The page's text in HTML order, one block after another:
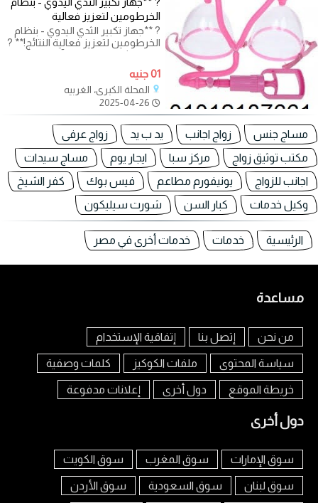
الخرطومين لتعزيز فعالية
? **جهاز تكبير الثدي اليدوي - بنظام
الخرطومين لتعزيز فعالية النتائج!** ?
هل تبحثين عن طريقة آمنة
01 جنيه
المحلة الكبرى، الغربيه
مساج جنس زواج اجانب يد ب يد
زواج عرفى
مكتب توثيق زواج
مركز سبا ايجار يوم
مساج سيدات
اجانب للزواج
يونيفورم مطاعم فيس بوك
كفر الشيخ
وكيل خدمات
كبار السن شورت سيليكون
الرئيسية خدمات خدمات أخرى في مصر
مساعدة
من نحن إتصل بنا إتفاقية الإستخدام
سياسة المحتوى ملفات الكوكيز كلمات وصفية
خريطة الموقع دول أخرى إعلانات مدفوعة
دول أخرى
سوق الإمارات سوق المغرب سوق الكويت
سوق لبنان سوق السعودية سوق الأردن